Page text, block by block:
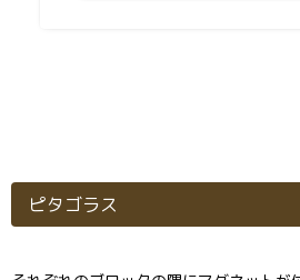
ピタゴラス